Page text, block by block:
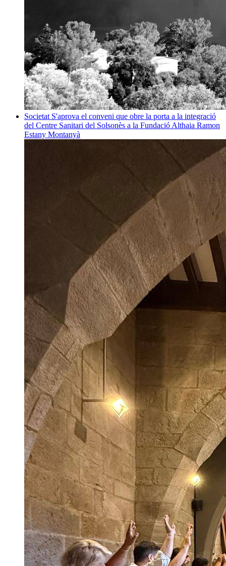
Societat S'aprova el conveni que obre la porta a la integració
del Centre Sanitari del Solsonès a la Fundació Althaia Ramon
Estany Montanyà